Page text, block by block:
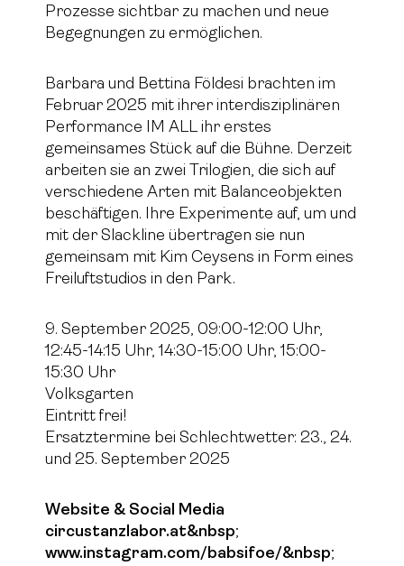
Prozesse sichtbar zu machen und neue
Begegnungen zu ermöglichen.
Barbara und Bettina Földesi brachten im
Februar 2025 mit ihrer interdisziplinären
Performance IM ALL ihr erstes
gemeinsames Stück auf die Bühne. Derzeit
arbeiten sie an zwei Trilogien, die sich auf
verschiedene Arten mit Balanceobjekten
beschäftigen. Ihre Experimente auf, um und
mit der Slackline übertragen sie nun
gemeinsam mit Kim Ceysens in Form eines
Freiluftstudios in den Park.
9. September 2025, 09:00-12:00 Uhr,
12:45-14:15 Uhr, 14:30-15:00 Uhr, 15:00-
15:30 Uhr
Volksgarten
Eintritt frei!
Ersatztermine bei Schlechtwetter: 23., 24.
und 25. September 2025
Website & Social Media
circustanzlabor.at&nbsp;
www.instagram.com/babsifoe/&nbsp;